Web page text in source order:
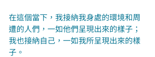
在這個當下，我接納我身處的環境和周
遭的人們，一如他們呈現出來的樣子；
我也接納自己，一如我所呈現出來的樣
子。